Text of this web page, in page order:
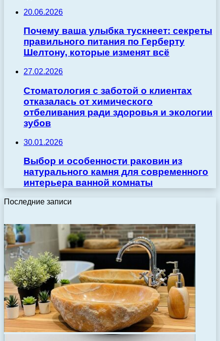
20.06.2026
Почему ваша улыбка тускнеет: секреты
правильного питания по Герберту
Шелтону, которые изменят всё
27.02.2026
Стоматология с заботой о клиентах
отказалась от химического
отбеливания ради здоровья и экологии
зубов
30.01.2026
Выбор и особенности раковин из
натурального камня для современного
интерьера ванной комнаты
Последние записи